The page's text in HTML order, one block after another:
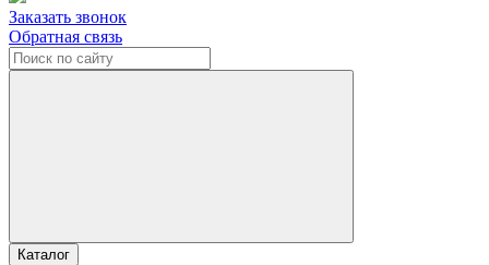
Заказать звонок
Обратная связь
Каталог